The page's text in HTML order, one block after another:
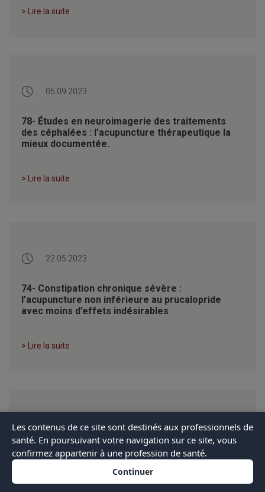
> Lire la suite
05.09.2023
78- Études en neuroimagerie des traitements
des céphalées : l’acupuncture thérapeutique la
mieux documentée.
> Lire la suite
22.05.2023
74- Constipation chronique sévère :
l’acupuncture non inférieure au prucalopride
avec moins d’effets indésirables
> Lire la suite
10.05.2021
47- Fil d’actualité en acupuncture/ 𝑠𝑒𝑚𝑎𝑖𝑛𝑒 18
Les contenus de ce site sont destinés aux professionnels de
santé. En poursuivant votre navigation sur ce site, vous
confirmez appartenir à une profession de santé.
Continuer